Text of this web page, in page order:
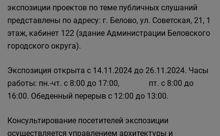
экспозиции проектов по теме публичных слушаний
представлены по адресу: г. Белово, ул. Советская, 21, 1
этаж, кабинет 122 (здание Администрации Беловского
городского округа).
Экспозиция открыта с 14.11.2024 до 26.11.2024. Часы
работы: пн.-чт. с 8:00 до 17:00, пт. с 8:00 до
16:00. Обеденный перерыв с 12:00 до 13:00.
Консультирование посетителей экспозиции
осуществляется управлением архитектуры и